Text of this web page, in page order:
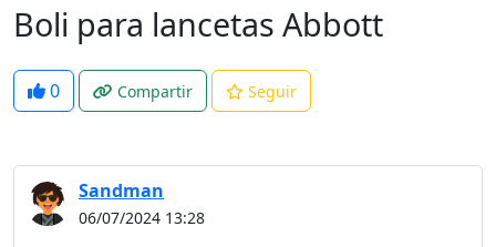
Boli para lancetas Abbott
0 Compartir Seguir
Sandman
06/07/2024 13:28